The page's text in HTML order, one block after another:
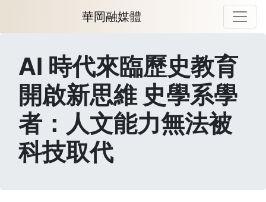
華岡融媒體
AI 時代來臨歷史教育
開啟新思維 史學系學
者：人文能力無法被
科技取代